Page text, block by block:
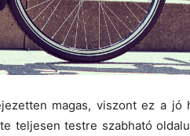
magas, viszont ez a
teljesen testre szabható